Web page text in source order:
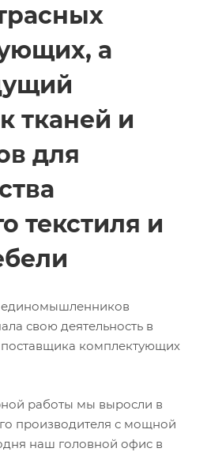
а
тканей и
для
текстиля и
единомышленников
свою деятельность в
поставщика комплектующих
работы мы выросли в
производителя с мощной
наш головной офис в